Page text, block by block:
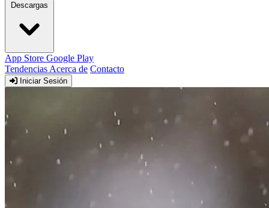
Descargas
App Store Google Play
Tendencias Acerca de Contacto
Iniciar Sesión